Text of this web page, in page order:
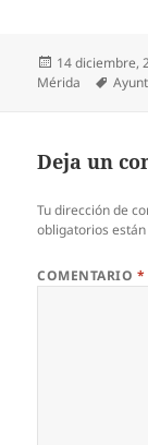
Publicado
el
14 diciembre,
Mérida
Deja un
Tu dirección de
obligatorios
COMENTARIO *